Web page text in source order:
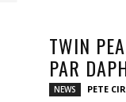
TWIN
PAR
NEWS PETE